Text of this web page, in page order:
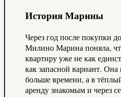
История Марины
Через год после покупки
Милино Марина поняла,
квартиру уже не как
как запасной вариант.
больше времени, а в
аренду знакомым и через